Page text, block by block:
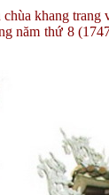
khang trang
năm thứ 8